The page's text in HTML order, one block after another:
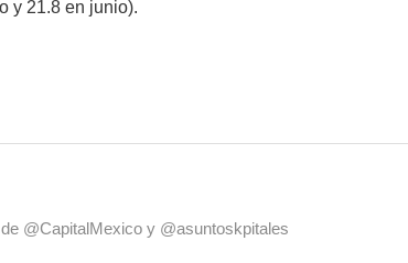
y 21.8 en junio).
@CapitalMexico y @asuntoskpitales